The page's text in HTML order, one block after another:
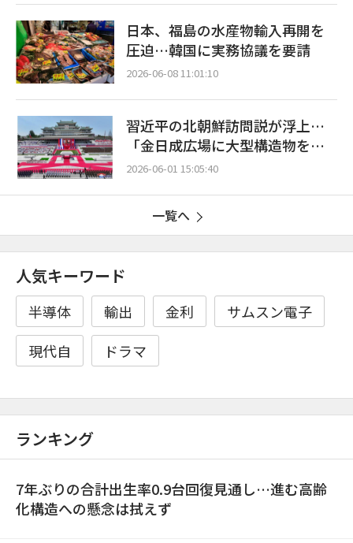
日本、福島の水産物輸入再開を
圧迫…韓国に実務協議を要請
2026-06-08 11:01:10
習近平の北朝鮮訪問説が浮上…
「金日成広場に大型構造物を設
置中」
2026-06-01 15:05:40
一覧へ
人気キーワード
半導体 輸出 金利
サムスン電子
現代自
ドラマ
ランキング
7年ぶりの合計出生率0.9台回復見通し…進む高齢
化構造への懸念は拭えず